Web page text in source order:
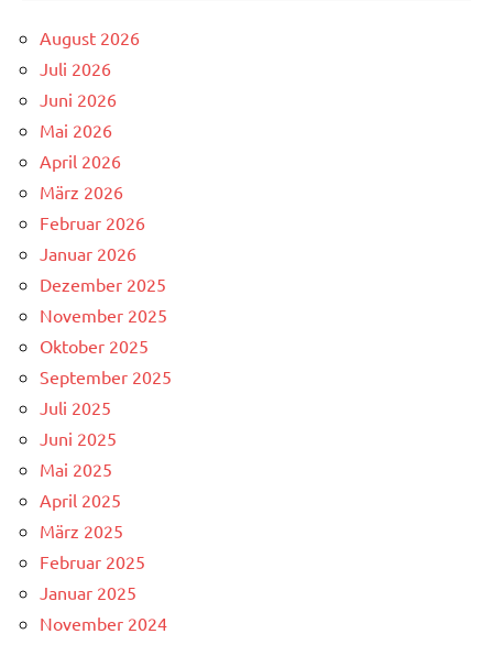
August 2026
Juli 2026
Juni 2026
Mai 2026
April 2026
März 2026
Februar 2026
Januar 2026
Dezember 2025
November 2025
Oktober 2025
September 2025
Juli 2025
Juni 2025
Mai 2025
April 2025
März 2025
Februar 2025
Januar 2025
November 2024